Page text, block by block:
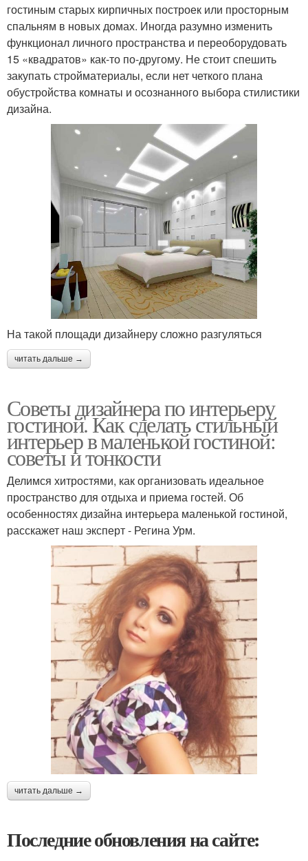
гостиным старых кирпичных построек или просторным
спальням в новых домах. Иногда разумно изменить
функционал личного пространства и переоборудовать
15 «квадратов» как-то по-другому. Не стоит спешить
закупать стройматериалы, если нет четкого плана
обустройства комнаты и осознанного выбора стилистики
дизайна.
На такой площади дизайнеру сложно разгуляться
читать дальше →
Советы дизайнера по интерьеру
гостиной. Как сделать стильный
интерьер в маленькой гостиной:
советы и тонкости
Делимся хитростями, как организовать идеальное
пространство для отдыха и приема гостей. Об
особенностях дизайна интерьера маленькой гостиной,
расскажет наш эксперт - Регина Урм.
читать дальше →
Последние обновления на сайте: